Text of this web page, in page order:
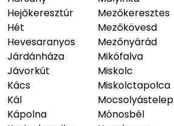
Hejőkeresztúr
Hét
Hevesaranyos
Járdánháza
Jávorkút
Kács
Kál
Kápolna
Mezőkeresztes
Mezőkövesd
Mezőnyárád
Mikófalva
Miskolc
Miskolctapolca
Mocsolyástelep
Mónosbél